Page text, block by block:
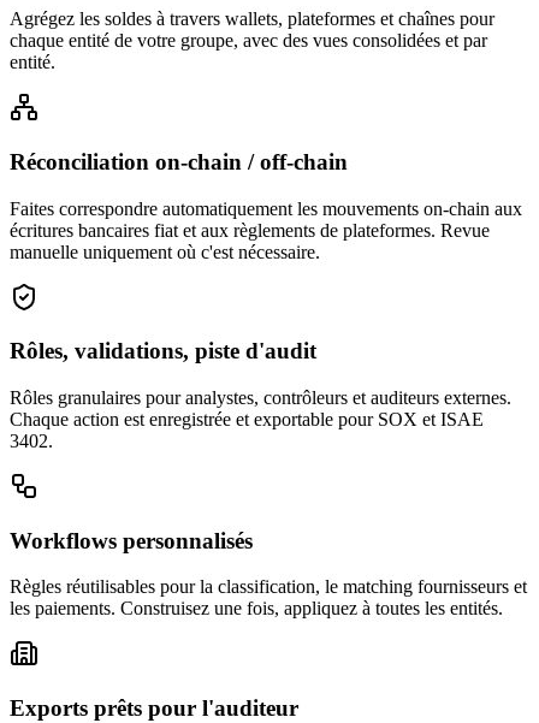
Agrégez les soldes à travers wallets, plateformes et chaînes pour
chaque entité de votre groupe, avec des vues consolidées et par
entité.
Réconciliation on-chain / off-chain
Faites correspondre automatiquement les mouvements on-chain aux
écritures bancaires fiat et aux règlements de plateformes. Revue
manuelle uniquement où c'est nécessaire.
Rôles, validations, piste d'audit
Rôles granulaires pour analystes, contrôleurs et auditeurs externes.
Chaque action est enregistrée et exportable pour SOX et ISAE
3402.
Workflows personnalisés
Règles réutilisables pour la classification, le matching fournisseurs et
les paiements. Construisez une fois, appliquez à toutes les entités.
Exports prêts pour l'auditeur